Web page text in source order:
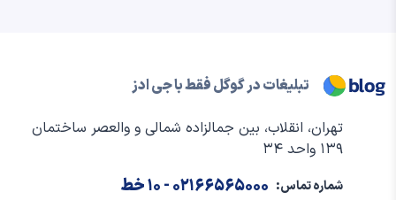
تبلیغات در گوگل فقط با جی ادز
تهران، انقلاب، بین جمالزاده شمالی و والعصر ساختمان
۱۳۹ واحد ۳۴
شماره تماس: ۰۲۱۶۶۵۶۵۰۰۰- ۱۰ خط